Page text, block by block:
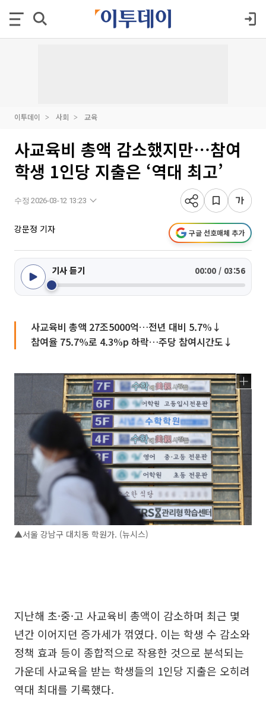
이투데이 사회 교육
사교육비 총액 감소했지만⋯참여
학생 1인당 지출은 ‘역대 최고’
수정 2026-03-12 13:23
강문정 기자 구글 선호매체 추가
기사 듣기 00:00 / 03:56
사교육비 총액 27조5000억…전년 대비 5.7%↓
참여율 75.7%로 4.3%p 하락…주당 참여시간도↓
▲서울 강남구 대치동 학원가. (뉴시스)
지난해 초·중·고 사교육비 총액이 감소하며 최근 몇
년간 이어지던 증가세가 꺾였다. 이는 학생 수 감소와
정책 효과 등이 종합적으로 작용한 것으로 분석되는
가운데 사교육을 받는 학생들의 1인당 지출은 오히려
역대 최대를 기록했다.